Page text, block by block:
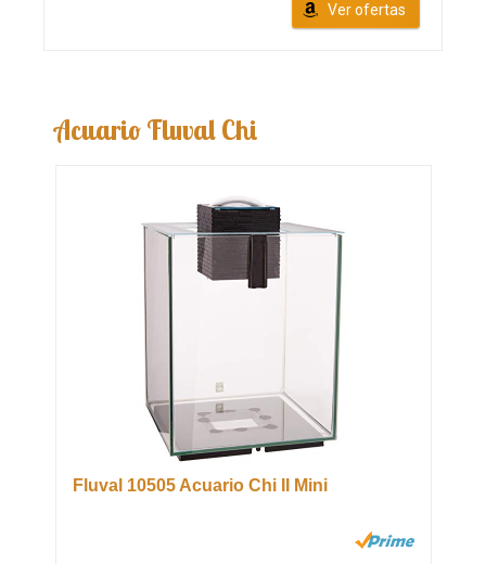
Ver ofertas
Acuario Fluval Chi
Fluval 10505 Acuario Chi II Mini